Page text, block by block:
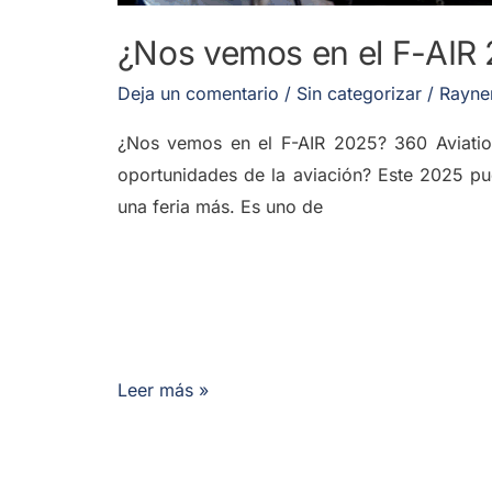
¿Nos vemos en el F-
Deja un comentario / Sin categorizar/
¿Nos vemos en el F-AIR 2025? 360
oportunidades de la aviación? Este 2025
una feria más. Es uno de
Leer más »